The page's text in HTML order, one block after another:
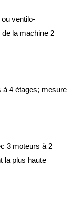
ventilo-
de la machine 2
4 étages; mesure
3 moteurs à 2
la plus haute